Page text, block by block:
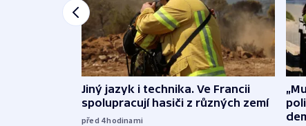
Jiný jazyk i technika. Ve Francii
spolupracují hasiči z různých zemí
před 4hodinami